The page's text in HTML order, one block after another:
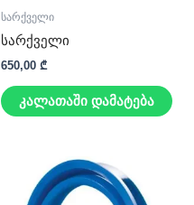
სარქველი
სარქველი
650,00 ₾
კალათაში დამატება